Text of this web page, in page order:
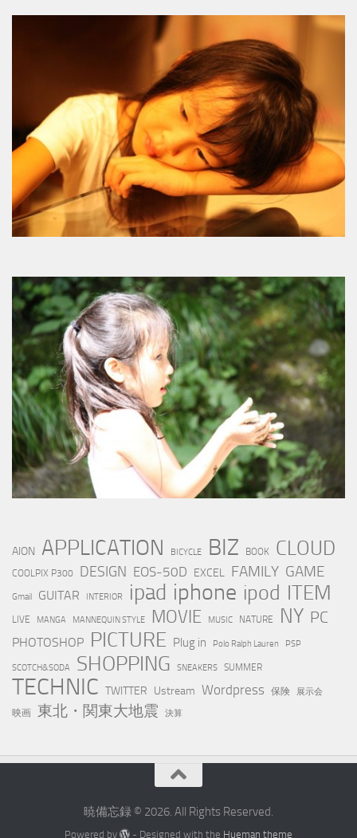
AION APPLICATION BICYCLE BIZ BOOK CLOUD
COOLPIX P300 DESIGN EOS-50D EXCEL FAMILY GAME
Gmail GUITAR INTERIOR ipad iphone ipod ITEM
LIVE MANGA MANNEQUIN STYLE MOVIE MUSIC NATURE NY PC
PHOTOSHOP PICTURE Plug in Polo Ralph Lauren PSP
SCOTCH&SODA SHOPPING SNEAKERS SUMMER
TECHNIC TWITTER Ustream Wordpress 保険 展示会
映画 東北・関東大地震 決算
暁備忘録 © 2026. All Rights Reserved.
Powered by - Designed with the Hueman theme